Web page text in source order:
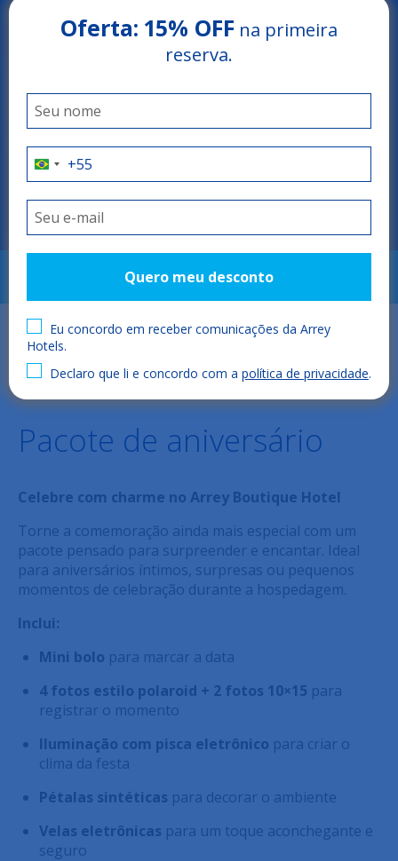
Oferta: 15% OFF na primeira
reserva.
Quero meu desconto
Eu concordo em receber comunicações da Arrey
Hotels.
Declaro que li e concordo com a política de privacidade.
RESERVAR
Pacote de aniversário
Celebre com charme no Arrey Boutique Hotel
Torne a comemoração ainda mais especial com um
pacote pensado para surpreender e encantar. Ideal
para aniversários íntimos, surpresas ou pequenos
momentos de celebração durante a hospedagem.
Inclui:
Mini bolo para marcar a data
4 fotos estilo polaroid + 2 fotos 10×15 para
registrar o momento
Iluminação com pisca eletrônico para criar o
clima da festa
Pétalas sintéticas para decorar o ambiente
Velas eletrônicas para um toque aconchegante e
seguro